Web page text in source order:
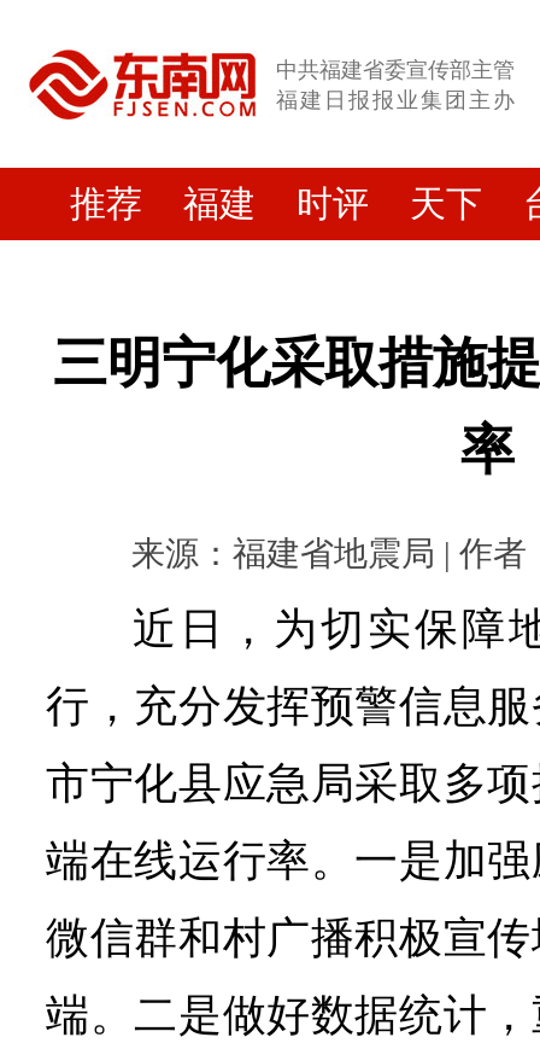
中共福建省委宣传部主管
福建日报报业集团主办
推荐 福建 时评 天下
三明宁化采取措施
率
来源：福建省地震局 | 作者
近日，为切实保障
行，充分发挥预警信息
市宁化县应急局采取多
端在线运行率。一是加
微信群和村广播积极宣
端。二是做好数据统计